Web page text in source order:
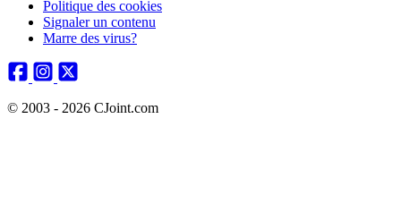
Politique des cookies
Signaler un contenu
Marre des virus?
© 2003 - 2026 CJoint.com